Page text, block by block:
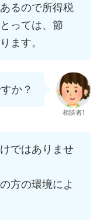
るので所得税
っては、節
ます。
か？
相談者1
ではありませ
方の環境によ